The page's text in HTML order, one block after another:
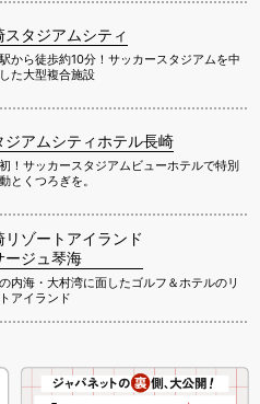
スタジアムシティ
から徒歩約10分！サッカースタジアムを中
た大型複合施設
ジアムシティホテル長崎
！サッカースタジアムビューホテルで特別
とくつろぎを。
リゾートアイランド
ージュ琴海
内海・大村湾に面したゴルフ＆ホテルのリ
アイランド